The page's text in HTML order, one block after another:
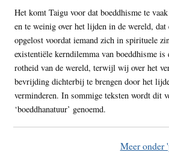
Het komt Taigu voor dat boeddhisme te vaak
en te weinig over het lijden in de wereld, dat
opgelost voordat iemand zich in spirituele
existentiële kerndilemma van boeddhisme
rotheid van de wereld, terwijl wij over het
bevrijding dichterbij te brengen door het
verminderen. In sommige teksten wordt dit
‘boeddhanatuur’ genoemd.
Meer onder